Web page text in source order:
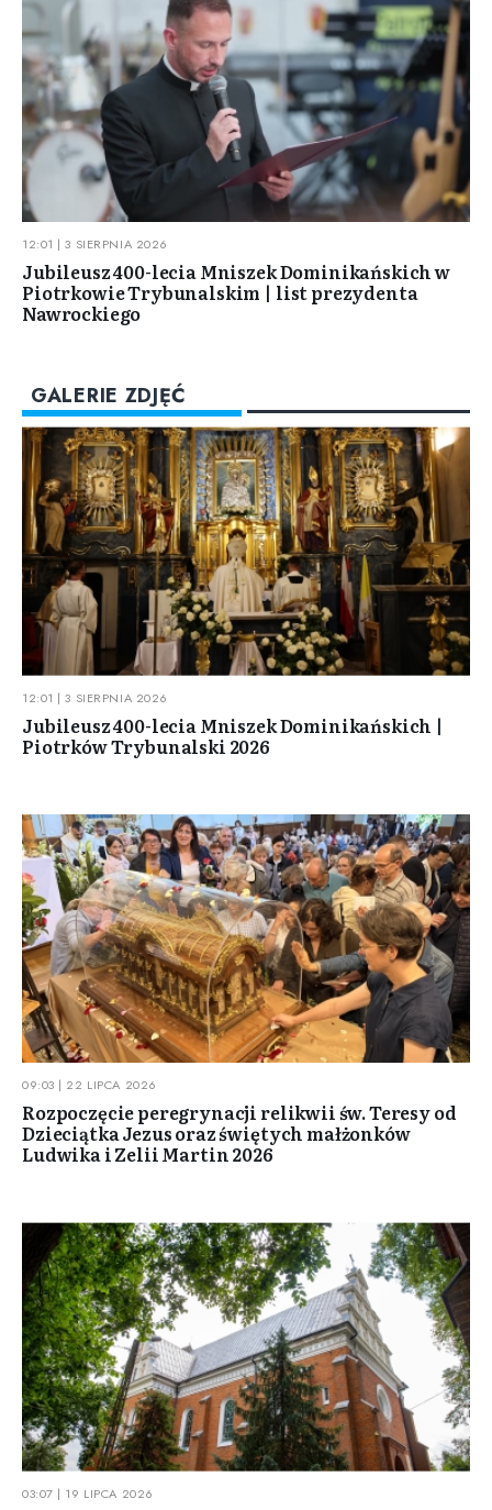
12:01 | 3 SIERPNIA 2026
Jubileusz 400-lecia Mniszek Dominikańskich w
Piotrkowie Trybunalskim | list prezydenta
Nawrockiego
GALERIE ZDJĘĆ
12:01 | 3 SIERPNIA 2026
Jubileusz 400-lecia Mniszek Dominikańskich |
Piotrków Trybunalski 2026
09:03 | 22 LIPCA 2026
Rozpoczęcie peregrynacji relikwii św. Teresy od
Dzieciątka Jezus oraz świętych małżonków
Ludwika i Zelii Martin 2026
03:07 | 19 LIPCA 2026